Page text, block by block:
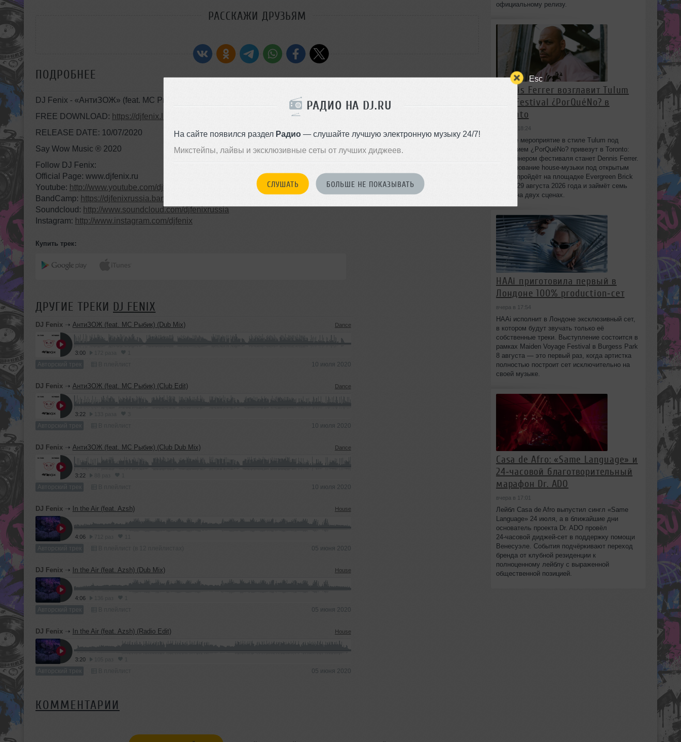
Esc
РАДИО НА DJ.RU
На сайте появился раздел Радио— слушайте лучшую электронную музыку 24/7!
Микстейпы, лайвы и эксклюзивные сеты от лучших диджеев.
СЛУШАТЬ БОЛЬШЕ НЕ ПОКАЗЫВАТЬ
РАССКАЖИ ДРУЗЬЯМ
ПОДРОБНЕЕ
DJ Fenix - «АнтиЗОЖ» (feat. MC Рыбик)
FREE DOWNLOAD: https://djfenix.lnk.to/antizozh
RELEASE DATE: 10/07/2020
Say Wow Music ® 2020
Follow DJ Fenix:
Official Page: www.djfenix.ru
Youtube: http://www.youtube.com/djfenixrussia
BandCamp: https://djfenixrussia.bandcamp.com/
Soundcloud: http://www.soundcloud.com/djfenixrussia
Instagram: http://www.instagram.com/djfenix
Купить трек:
ДРУГИЕ ТРЕКИ DJ FENIX
DJ Fenix ➝ АнтиЗОЖ (feat. MC Рыбик) (Dub Mix) Dance
3:00
Авторский трек 10 июля 2020
DJ Fenix ➝ АнтиЗОЖ (feat. MC Рыбик) (Club Edit) Dance
3:22
Авторский трек 10 июля 2020
DJ Fenix ➝ АнтиЗОЖ (feat. MC Рыбик) (Club Dub Mix) Dance
3:22
Авторский трек 10 июля 2020
DJ Fenix ➝ In the Air (feat. Azsh) House
4:06
Авторский трек 05 июня 2020
DJ Fenix ➝ In the Air (feat. Azsh) (Dub Mix) House
4:06
Авторский трек 05 июня 2020
DJ Fenix ➝ In the Air (feat. Azsh) (Radio Edit) House
3:20
Авторский трек 05 июня 2020
Стиль:
Добавлен: 10 июля 2020, 20:46
КОММЕНТАРИИ
официальному релизу.
Dennis Ferrer возглавит Tulum
Day Festival ¿PorQuéNo? в
Toronto
вчера в 18:24
Днёвое мероприятие в стиле Tulum под
названием ¿PorQuéNo? привезут в Toronto:
хедлайнером фестиваля станет Dennis Ferrer.
Празднование house-музыки под открытым
небом пройдёт на площадке Evergreen Brick
Works 29 августа 2026 года и займёт семь
часов на двух сценах.
HAAi приготовила первый в
Лондоне 100% production‑сет
вчера в 17:54
HAAi исполнит в Лондоне эксклюзивный сет,
в котором будут звучать только её
собственные треки. Выступление состоится в
рамках Maiden Voyage Festival в Burgess Park
8 августа — это первый раз, когда артистка
полностью построит сет исключительно на
своей музыке.
Casa de Afro: «Same Language» и
24‑часовой благотворительный
марафон Dr. ADO
вчера в 17:01
Лейбл Casa de Afro выпустил сингл «Same
Language» 24 июля, а в ближайшие дни
основатель проекта Dr. ADO провёл
24‑часовой диджей‑сет в поддержку помощи
Венесуэле. События подчёркивают переход
бренда от клубной резиденции к
полноценному лейблу с выраженной
общественной позицией.